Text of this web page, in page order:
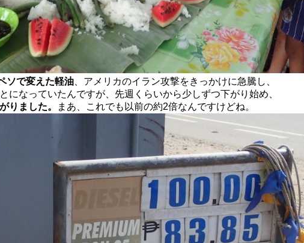
ソで変えた軽油 、アメリカのイラン攻撃をきっかけに急騰し、
になっていたんですが、先週くらいから少しずつ下がり始め、
りました。
まあ、これでも以前の約2倍なんですけどね。